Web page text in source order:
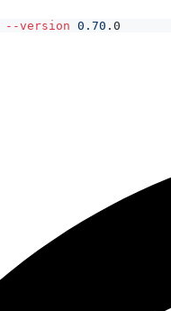
--version 0.70 .0